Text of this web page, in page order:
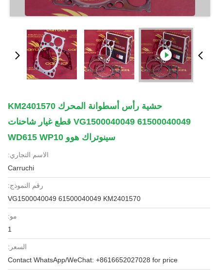
حشية رأس أسطوانة المحرك KM2401570
VG1500040049 61500040049 قطع غيار شاحنات
سينوتراك هوو WD615 WP10
الاسم التجاري:
Carruchi
رقم النموذج:
VG1500040049 61500040049 KM2401570
مو:
1
السعر:
Contact WhatsApp/WeChat: +8616652027028 for price